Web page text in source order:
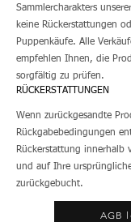
Sammlercharakters
keine Rückerstattungen
Puppenkäufe. Alle
empfehlen Ihnen, die
sorgfältig zu prüfen.
RÜCKERSTATTUNGEN
Wenn zurückgesandte
Rückgabebedingungen
Rückerstattung innerhalb
und auf Ihre
zurückgebucht.
AGB